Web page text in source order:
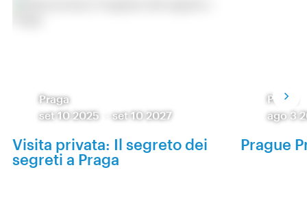
Praga
set 10 2025
-set 10 2027
Visita privata: Il segreto dei
segreti a Praga
Praga
ago 3
Prague